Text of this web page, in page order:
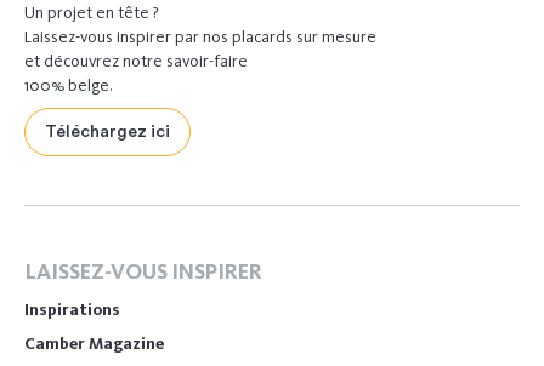
Un projet en tête ?
Laissez-vous inspirer par nos placards sur mesure
et découvrez notre savoir-faire
100% belge.
Téléchargez ici
LAISSEZ-VOUS INSPIRER
Inspirations
Camber Magazine